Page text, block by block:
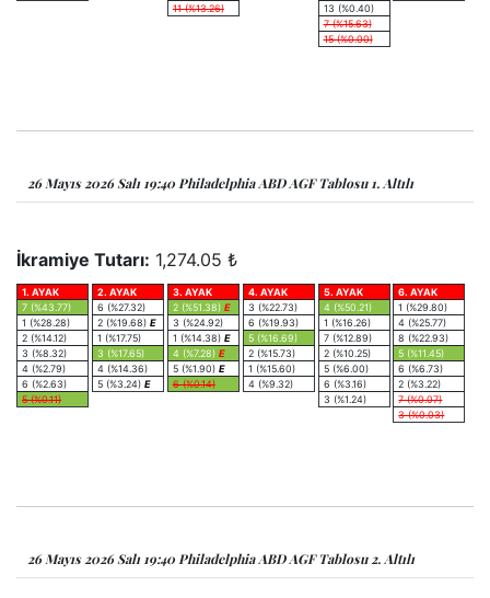
11 (%13.26)
13 (%0.40)
7 (%15.63)
15 (%0.00)
26 Mayıs 2026 Salı 19:40 Philadelphia ABD AGF Tablosu 1. Altılı
İkramiye Tutarı: 1,274.05 ₺
1. AYAK
7 (%43.77)
1 (%28.28)
2 (%14.12)
3 (%8.32)
4 (%2.79)
6 (%2.63)
5 (%0.11)
2. AYAK
6 (%27.32)
2 (%19.68) E
1 (%17.75)
3 (%17.65)
4 (%14.36)
5 (%3.24) E
3. AYAK
2 (%51.38) E
3 (%24.92)
1 (%14.38) E
4 (%7.28) E
5 (%1.90) E
6 (%0.14)
4. AYAK
3 (%22.73)
6 (%19.93)
5 (%16.69)
2 (%15.73)
1 (%15.60)
4 (%9.32)
5. AYAK
4 (%50.21)
1 (%16.26)
7 (%12.89)
2 (%10.25)
5 (%6.00)
6 (%3.16)
3 (%1.24)
6. AYAK
1 (%29.80)
4 (%25.77)
8 (%22.93)
5 (%11.45)
6 (%6.73)
2 (%3.22)
7 (%0.07)
3 (%0.03)
26 Mayıs 2026 Salı 19:40 Philadelphia ABD AGF Tablosu 2. Altılı